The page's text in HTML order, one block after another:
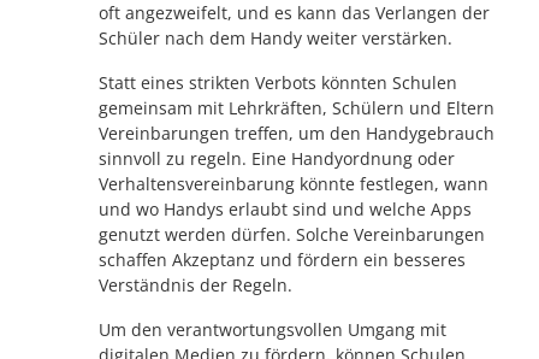
oft angezweifelt, und es kann das Verlangen der
Schüler nach dem Handy weiter verstärken.
Statt eines strikten Verbots könnten Schulen
gemeinsam mit Lehrkräften, Schülern und Eltern
Vereinbarungen treffen, um den Handygebrauch
sinnvoll zu regeln. Eine Handyordnung oder
Verhaltensvereinbarung könnte festlegen, wann
und wo Handys erlaubt sind und welche Apps
genutzt werden dürfen. Solche Vereinbarungen
schaffen Akzeptanz und fördern ein besseres
Verständnis der Regeln.
Um den verantwortungsvollen Umgang mit